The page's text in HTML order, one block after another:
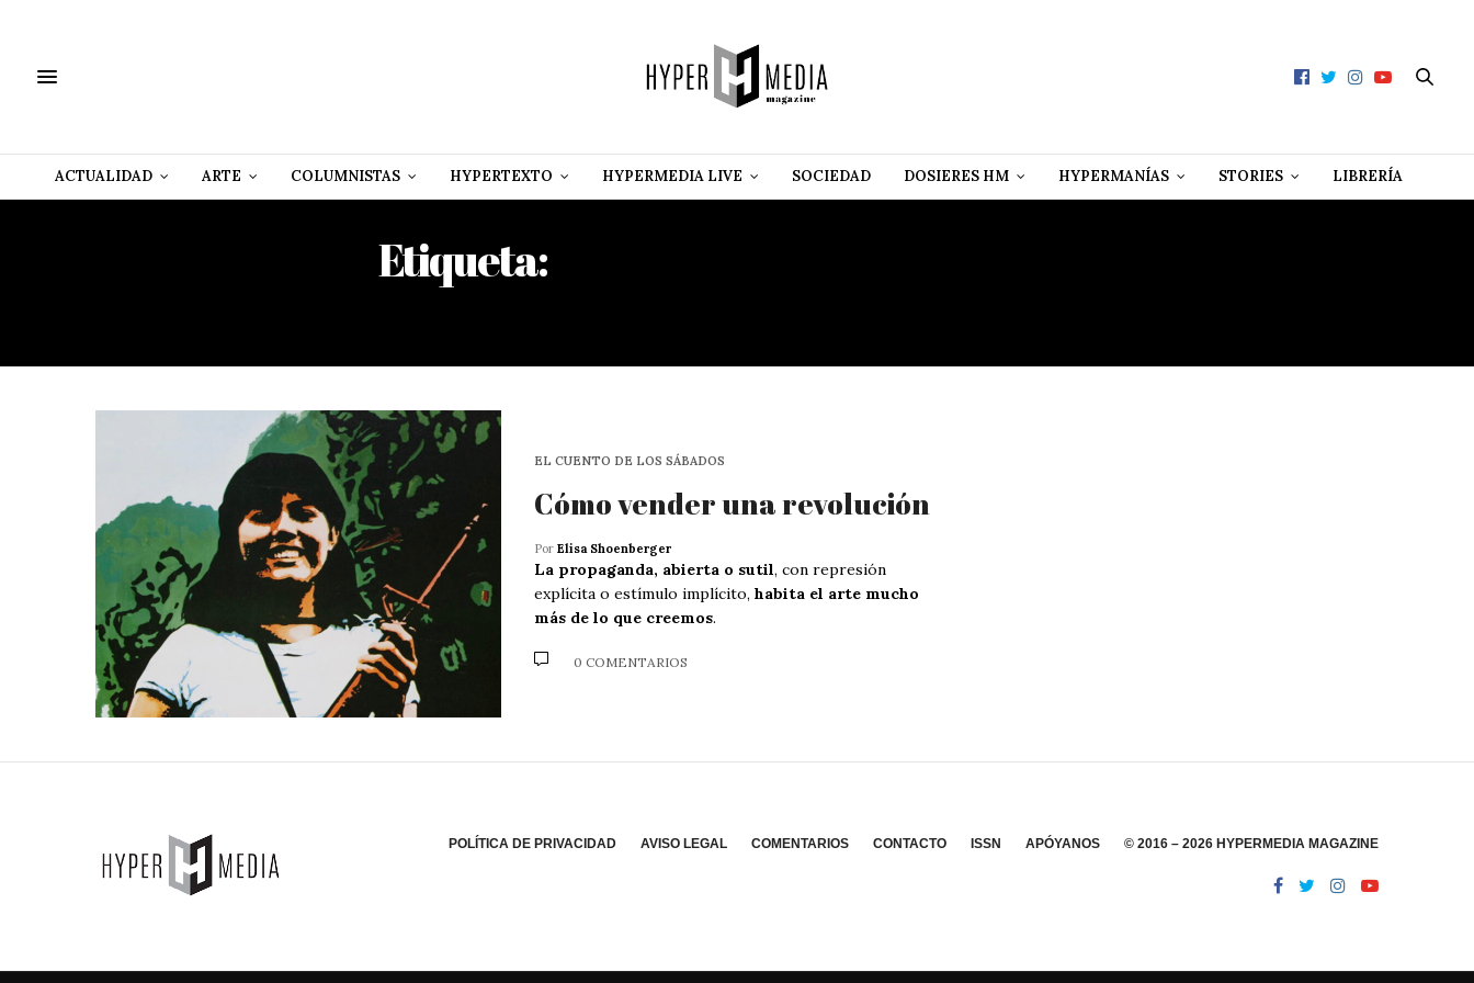
ACTUALIDAD ARTE COLUMNISTAS HYPERTEXTO HYPERMEDIA LIVE SOCIEDAD DOSIERES HM HYPERMANÍAS STORIES LIBRERÍA
Etiqueta:
EL CUENTO DE LOS SÁBADOS
Cómo vender una revolución
Por Elisa Shoenberger
La propaganda, abierta o sutil, con represión
explícita o estímulo implícito, habita el arte mucho
más de lo que creemos.
0 COMENTARIOS
POLÍTICA DE PRIVACIDAD AVISO LEGAL COMENTARIOS CONTACTO ISSN APÓYANOS © 2016 – 2026 HYPERMEDIA MAGAZINE